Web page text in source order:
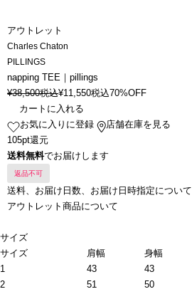
アウトレット
Charles Chaton
PILLINGS
napping TEE｜pillings
¥38,500税込¥11,550税込70%OFF
カートに入れる
お気に入りに登録
店舗在庫を見る
105pt還元
送料無料でお届けします
返品不可
送料、お届け日数、お届け日時指定について
アウトレット商品について
サイズ
サイズ
肩幅 身幅
1
43 43
2
51 50